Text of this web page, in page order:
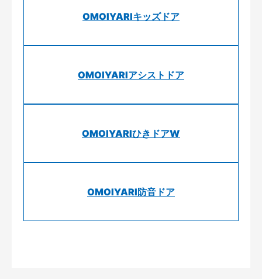
OMOIYARIキッズドア
OMOIYARIアシストドア
OMOIYARIひきドアW
OMOIYARI防音ドア